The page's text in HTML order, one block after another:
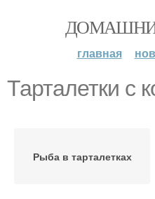
главная
Тарталетки с
Рыба в тарталетках